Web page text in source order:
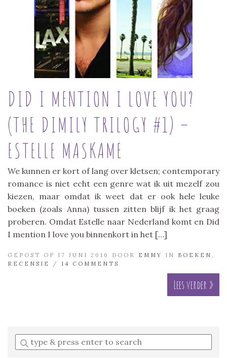
DID I MENTION I LOVE YOU?
(THE DIMILY TRILOGY #1) –
ESTELLE MASKAME
We kunnen er kort of lang over kletsen; contemporary
romance is niet echt een genre wat ik uit mezelf zou
kiezen, maar omdat ik weet dat er ook hele leuke
boeken (zoals Anna) tussen zitten blijf ik het graag
proberen. Omdat Estelle naar Nederland komt en Did
I mention I love you binnenkort in het […]
GEPOST OP 17 JUNI 2016 DOOR EMMY IN BOEKEN
RECENSIE
/ 14 COMMENTS
Lees verder »
Enter
a